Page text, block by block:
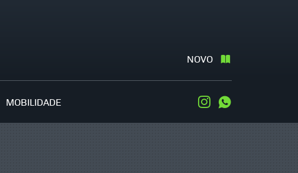
NOVO
MOBILIDADE Instagram